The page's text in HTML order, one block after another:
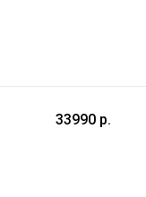
33990 р.